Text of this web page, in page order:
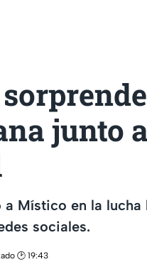
junto
a Místico en la
sociales.
🕑 19:43